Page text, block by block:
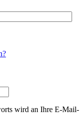
wird an Ihre E-Mail-